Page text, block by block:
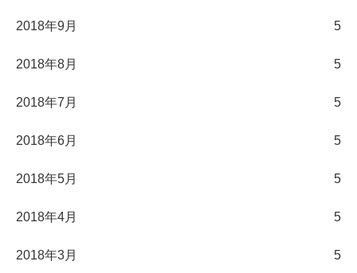
2018年9月 5
2018年8月 5
2018年7月 5
2018年6月 5
2018年5月 5
2018年4月 5
2018年3月 5